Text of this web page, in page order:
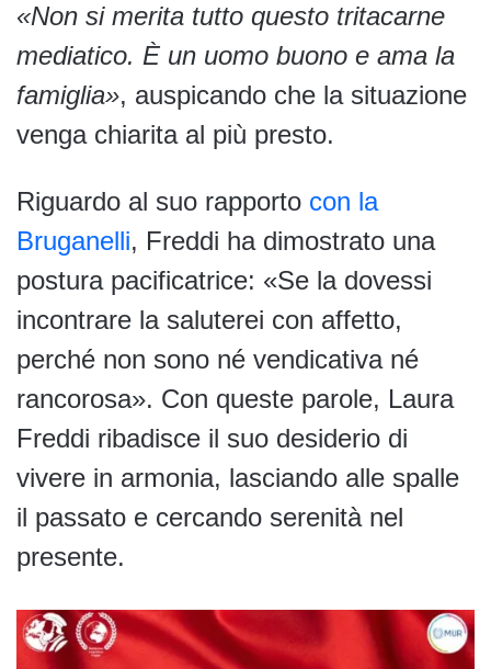
«Non si merita tutto questo tritacarne
mediatico. È un uomo buono e ama la
famiglia», auspicando che la situazione
venga chiarita al più presto.
Riguardo al suo rapporto con la
Bruganelli, Freddi ha dimostrato una
postura pacificatrice: «Se la dovessi
incontrare la saluterei con affetto,
perché non sono né vendicativa né
rancorosa». Con queste parole, Laura
Freddi ribadisce il suo desiderio di
vivere in armonia, lasciando alle spalle
il passato e cercando serenità nel
presente.